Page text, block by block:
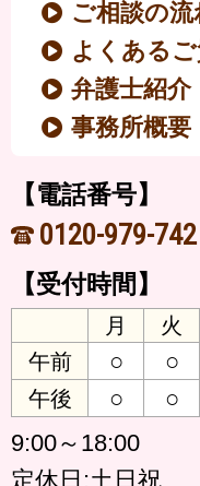
ご相談の流
よくあるご
弁護士紹介
事務所概要
【電話番号】
0120-979-742
【受付時間】
月 火
午前
○ ○
午後 ○ ○
9:00～18:00
定休日:土日祝